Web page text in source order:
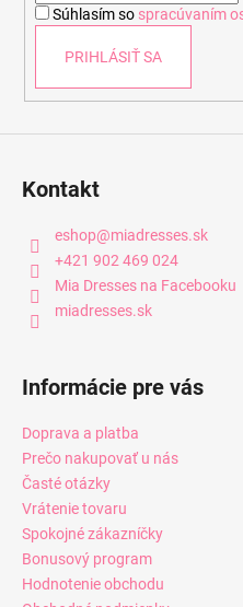
Súhlasím so spracúvaním
PRIHLÁSIŤ SA
Kontakt
eshop@miadresses.sk
+421 902 469 024
Mia Dresses na Facebooku
miadresses.sk
Informácie pre vás
Doprava a platba
Prečo nakupovať u nás
Časté otázky
Vrátenie tovaru
Spokojné zákazníčky
Bonusový program
Hodnotenie obchodu